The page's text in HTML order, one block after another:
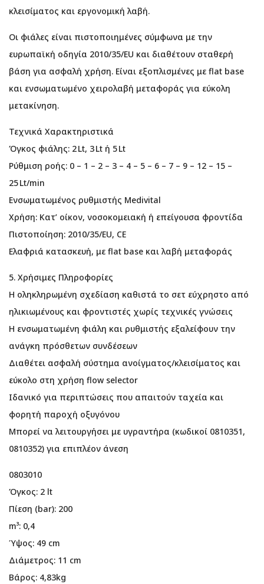
κλεισίματος και εργονομική λαβή.
Οι φιάλες είναι πιστοποιημένες σύμφωνα με την
ευρωπαϊκή οδηγία 2010/35/EU και διαθέτουν σταθερή
βάση για ασφαλή χρήση. Είναι εξοπλισμένες με flat base
και ενσωματωμένο χειρολαβή μεταφοράς για εύκολη
μετακίνηση.
Τεχνικά Χαρακτηριστικά
Όγκος φιάλης: 2 Lt, 3 Lt ή 5 Lt
Ρύθμιση ροής: 0 – 1 – 2 – 3 – 4 – 5 – 6 – 7 – 9 – 12 – 15 –
25 Lt/min
Ενσωματωμένος ρυθμιστής Medivital
Χρήση: Κατ’ οίκον, νοσοκομειακή ή επείγουσα φροντίδα
Πιστοποίηση: 2010/35/EU, CE
Ελαφριά κατασκευή, με flat base και λαβή μεταφοράς
5. Χρήσιμες Πληροφορίες
Η οληκληρωμένη σχεδίαση καθιστά το σετ εύχρηστο από
ηλικιωμένους και φροντιστές χωρίς τεχνικές γνώσεις
Η ενσωματωμένη φιάλη και ρυθμιστής εξαλείφουν την
ανάγκη πρόσθετων συνδέσεων
Διαθέτει ασφαλή σύστημα ανοίγματος/κλεισίματος και
εύκολο στη χρήση flow selector
Ιδανικό για περιπτώσεις που απαιτούν ταχεία και
φορητή παροχή οξυγόνου
Μπορεί να λειτουργήσει με υγραντήρα (κωδικοί 0810351,
0810352) για επιπλέον άνεση
0803010
Όγκος: 2 lt
Πίεση (bar): 200
m³: 0,4
Ύψος: 49 cm
Διάμετρος: 11 cm
Βάρος: 4,83kg